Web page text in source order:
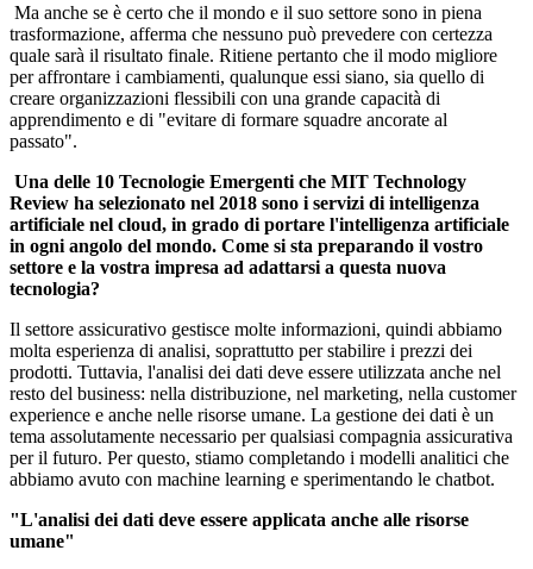
Ma anche se è certo che il mondo e il suo settore sono in piena
trasformazione, afferma che nessuno può prevedere con certezza
quale sarà il risultato finale. Ritiene pertanto che il modo migliore
per affrontare i cambiamenti, qualunque essi siano, sia quello di
creare organizzazioni flessibili con una grande capacità di
apprendimento e di "evitare di formare squadre ancorate al
passato".
Una delle 10 Tecnologie Emergenti che MIT Technology
Review ha selezionato nel 2018 sono i servizi di intelligenza
artificiale nel cloud, in grado di portare l'intelligenza artificiale
in ogni angolo del mondo. Come si sta preparando il vostro
settore e la vostra impresa ad adattarsi a questa nuova
tecnologia?
Il settore assicurativo gestisce molte informazioni, quindi abbiamo
molta esperienza di analisi, soprattutto per stabilire i prezzi dei
prodotti. Tuttavia, l'analisi dei dati deve essere utilizzata anche nel
resto del business: nella distribuzione, nel marketing, nella customer
experience e anche nelle risorse umane. La gestione dei dati è un
tema assolutamente necessario per qualsiasi compagnia assicurativa
per il futuro. Per questo, stiamo completando i modelli analitici che
abbiamo avuto con machine learning e sperimentando le chatbot.
"L'analisi dei dati deve essere applicata anche alle risorse
umane"